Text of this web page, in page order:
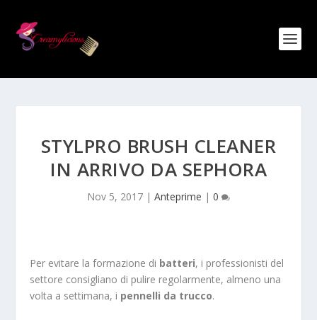
STYLPRO BRUSH CLEANER
IN ARRIVO DA SEPHORA
Nov 5, 2017 | Anteprime | 0
Per evitare la formazione di batteri, i professionisti del
settore consigliano di pulire regolarmente, almeno una
volta a settimana, i pennelli da trucco.